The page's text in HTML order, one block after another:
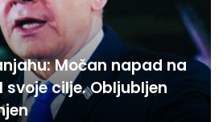
Močan napad na
svoje cilje. Obljubljen